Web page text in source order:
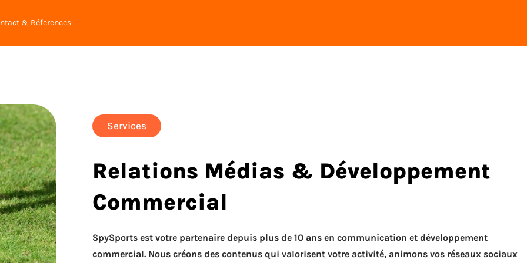
& Réferences
Services
Relations Médias & Développement
Commercial
SpySports est votre partenaire depuis plus de 10 ans en communication et développement
commercial. Nous créons des contenus qui valorisent votre activité, animons vos réseaux sociaux